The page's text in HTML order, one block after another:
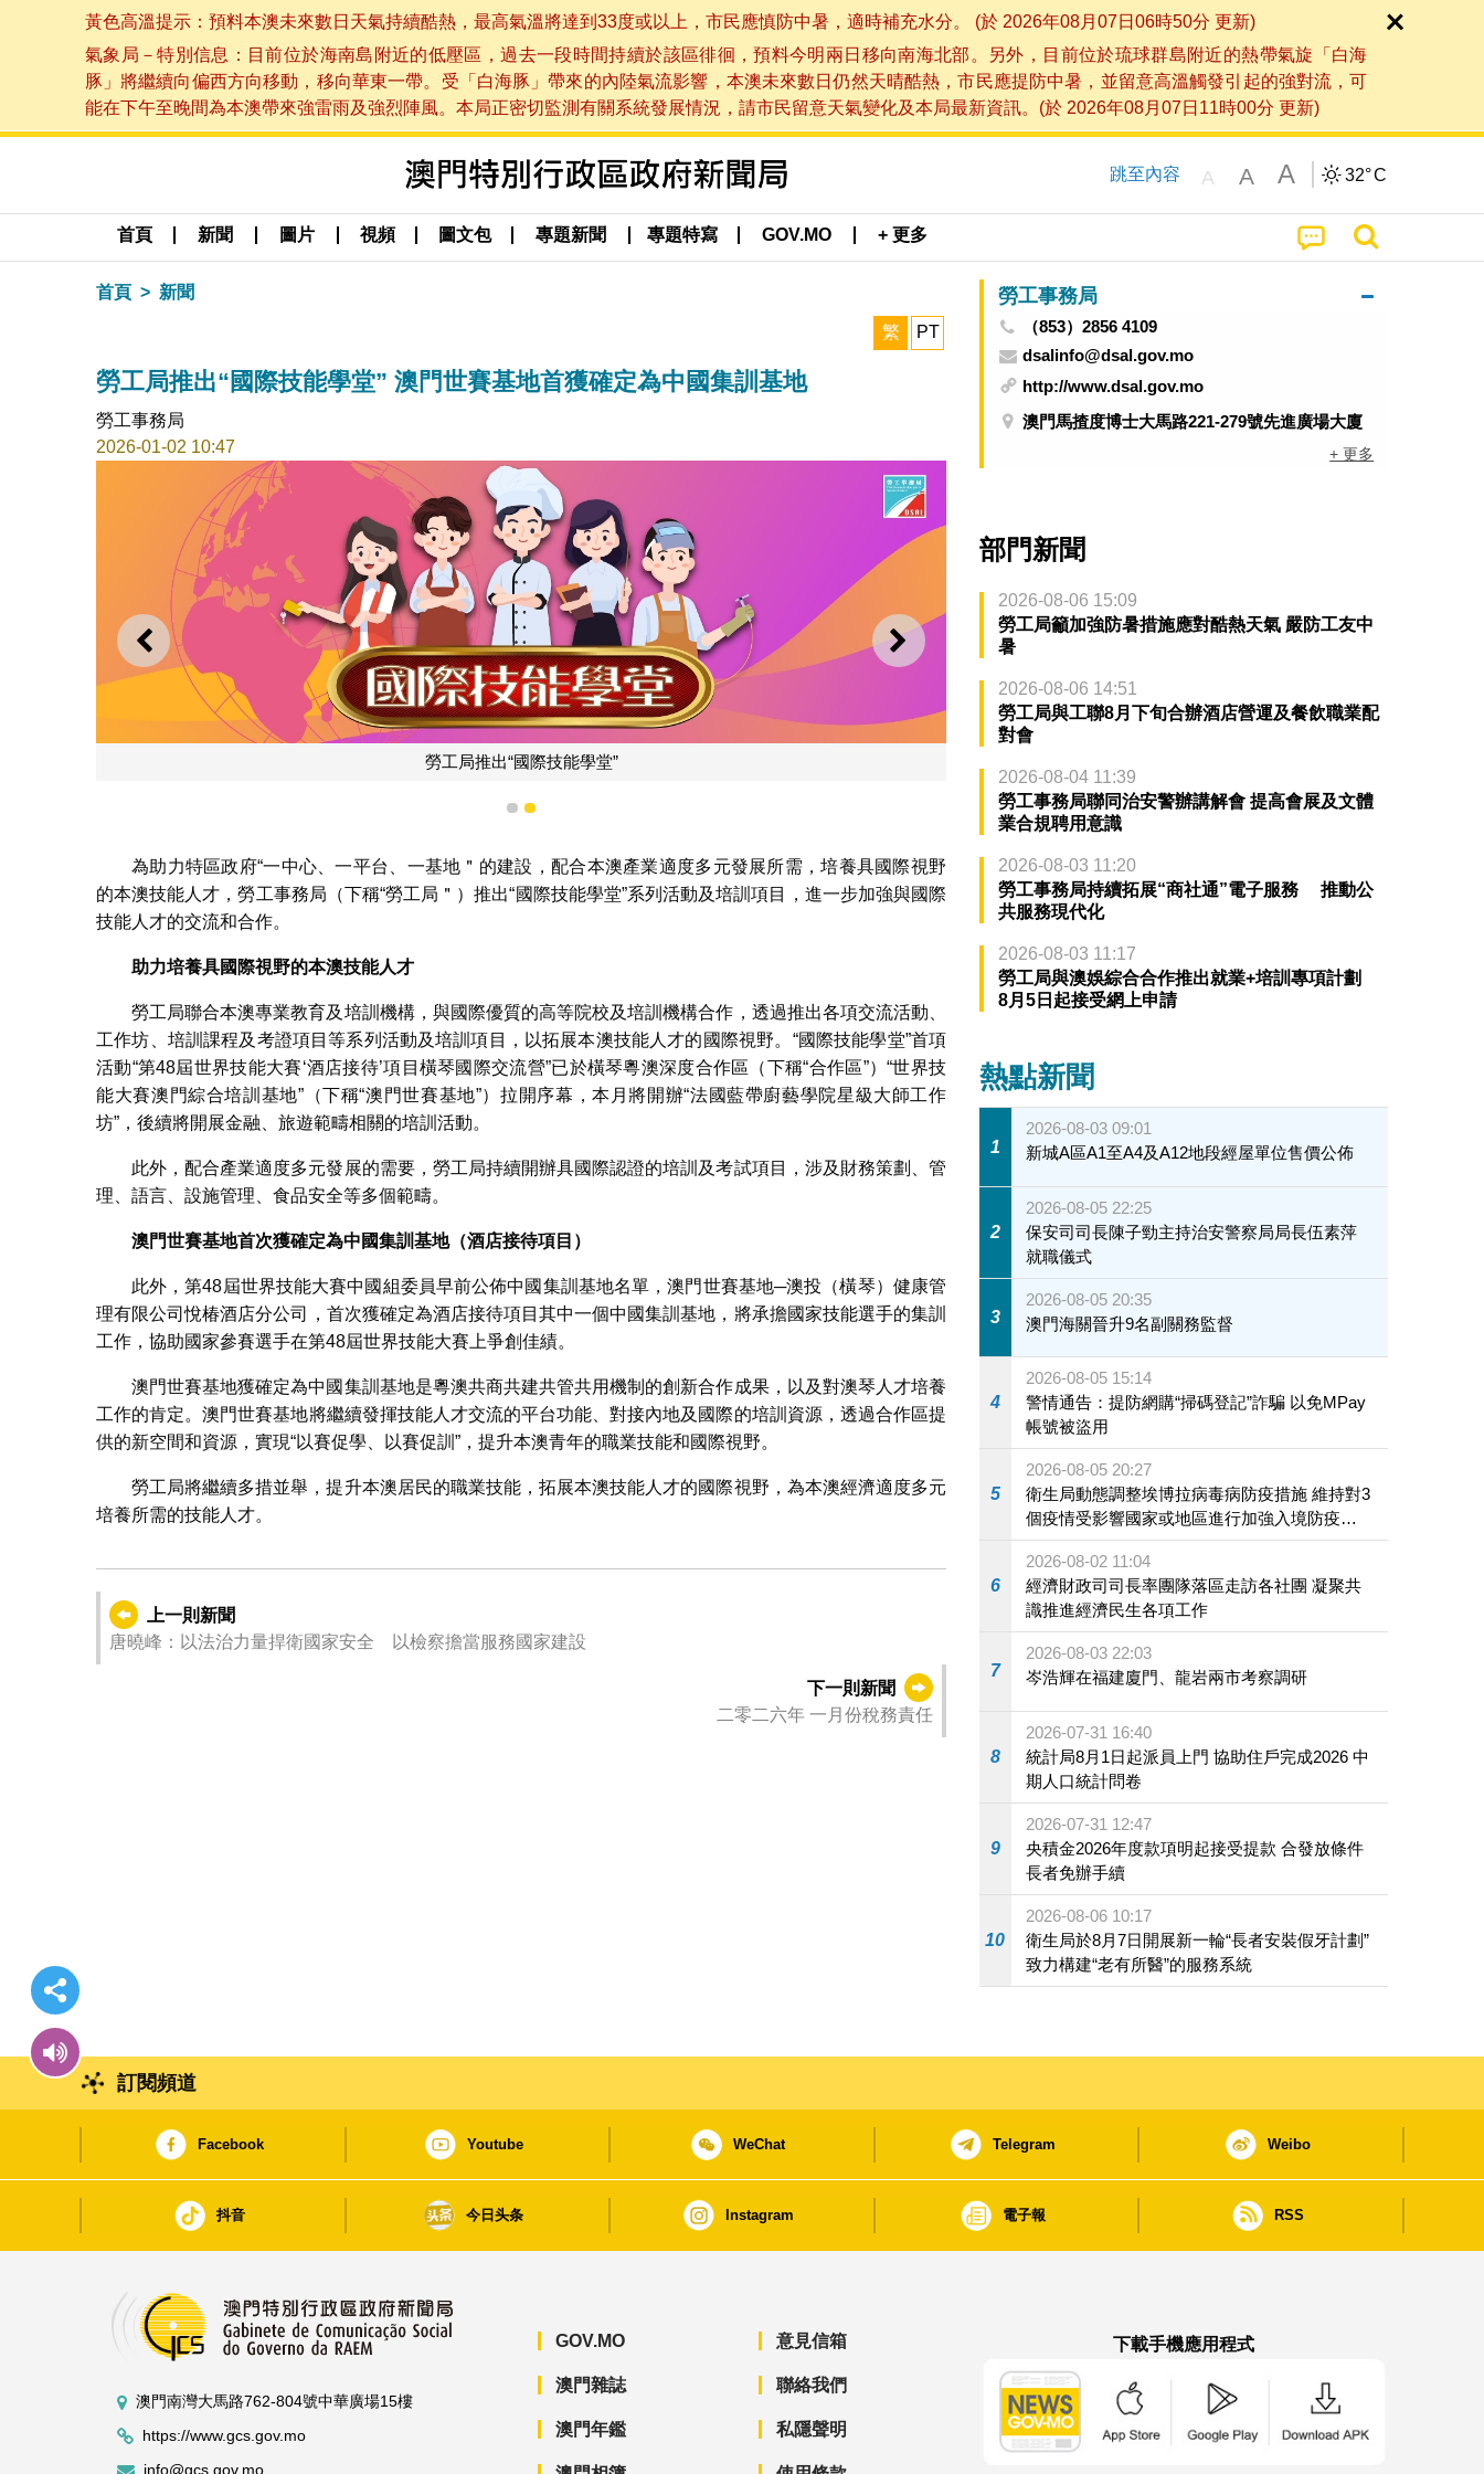
黃色高溫提示：預料本澳未來數日天氣持續酷熱，最高氣溫將達到33度或以上，市民應慎防中暑，適時補充水分。 (於 2026年08月07日06時50分 更新)
氣象局－特別信息：目前位於海南島附近的低壓區，過去一段時間持續於該區徘徊，預料今明兩日移向南海北部。另外，目前位於琉球群島附近的熱帶氣旋「白海
豚」將繼續向偏西方向移動，移向華東一帶。受「白海豚」帶來的內陸氣流影響，本澳未來數日仍然天晴酷熱，市民應提防中暑，並留意高溫觸發引起的強對流，可
能在下午至晚間為本澳帶來強雷雨及強烈陣風。本局正密切監測有關系統發展情況，請市民留意天氣變化及本局最新資訊。(於 2026年08月07日11時00分 更新)
跳至內容 A A A 32°C
首頁 新聞 圖片 視頻 圖文包 專題新聞 專題特寫 GOV.MO + 更多
首頁 新聞
繁 PT
勞工局推出“國際技能學堂” 澳門世賽基地首獲確定為中國集訓基地
勞工事務局
2026-01-02 10:47
上一則 下一則
澳門世賽基地舉辦國際交流營為“國際技能學堂”系列活動拉開序幕
1 2
為助力特區政府“一中心、一平台、一基地＂的建設，配合本澳產業適度多元發展所需，培養具國際視野
的本澳技能人才，勞工事務局（下稱“勞工局＂）推出“國際技能學堂”系列活動及培訓項目，進一步加強與國際
技能人才的交流和合作。
助力培養具國際視野的本澳技能人才
勞工局聯合本澳專業教育及培訓機構，與國際優質的高等院校及培訓機構合作，透過推出各項交流活動、
工作坊、培訓課程及考證項目等系列活動及培訓項目，以拓展本澳技能人才的國際視野。“國際技能學堂”首項
活動“第48屆世界技能大賽‘酒店接待’項目橫琴國際交流營”已於橫琴粵澳深度合作區（下稱“合作區”）“世界技
能大賽澳門綜合培訓基地”（下稱“澳門世賽基地”）拉開序幕，本月將開辦“法國藍帶廚藝學院星級大師工作
坊”，後續將開展金融、旅遊範疇相關的培訓活動。
此外，配合產業適度多元發展的需要，勞工局持續開辦具國際認證的培訓及考試項目，涉及財務策劃、管
理、語言、設施管理、食品安全等多個範疇。
澳門世賽基地首次獲確定為中國集訓基地（酒店接待項目）
此外，第48屆世界技能大賽中國組委員早前公佈中國集訓基地名單，澳門世賽基地─澳投（橫琴）健康管
理有限公司悅椿酒店分公司，首次獲確定為酒店接待項目其中一個中國集訓基地，將承擔國家技能選手的集訓
工作，協助國家參賽選手在第48屆世界技能大賽上爭創佳績。
澳門世賽基地獲確定為中國集訓基地是粵澳共商共建共管共用機制的創新合作成果，以及對澳琴人才培養
工作的肯定。澳門世賽基地將繼續發揮技能人才交流的平台功能、對接內地及國際的培訓資源，透過合作區提
供的新空間和資源，實現“以賽促學、以賽促訓”，提升本澳青年的職業技能和國際視野。
勞工局將繼續多措並舉，提升本澳居民的職業技能，拓展本澳技能人才的國際視野，為本澳經濟適度多元
培養所需的技能人才。
上一則新聞
唐曉峰：以法治力量捍衛國家安全 以檢察擔當服務國家建設
下一則新聞
二零二六年 一月份稅務責任
勞工事務局
（853）2856 4109
dsalinfo@dsal.gov.mo
http://www.dsal.gov.mo
澳門馬揸度博士大馬路221-279號先進廣場大廈
+ 更多
部門新聞
2026-08-06 15:09
勞工局籲加強防暑措施應對酷熱天氣 嚴防工友中
暑
2026-08-06 14:51
勞工局與工聯8月下旬合辦酒店營運及餐飲職業配
對會
2026-08-04 11:39
勞工事務局聯同治安警辦講解會 提高會展及文體
業合規聘用意識
2026-08-03 11:20
勞工事務局持續拓展“商社通”電子服務 推動公
共服務現代化
2026-08-03 11:17
勞工局與澳娛綜合合作推出就業+培訓專項計劃
8月5日起接受網上申請
熱點新聞
1
2026-08-03 09:01
新城A區A1至A4及A12地段經屋單位售價公佈
2
2026-08-05 22:25
保安司司長陳子勁主持治安警察局局長伍素萍
就職儀式
3
2026-08-05 20:35
澳門海關晉升9名副關務監督
4
2026-08-05 15:14
警情通告：提防網購“掃碼登記”詐騙 以免MPay
帳號被盜用
5
2026-08-05 20:27
衛生局動態調整埃博拉病毒病防疫措施 維持對3
個疫情受影響國家或地區進行加強入境防疫措
施
6
2026-08-02 11:04
經濟財政司司長率團隊落區走訪各社團 凝聚共
識推進經濟民生各項工作
7
2026-08-03 22:03
岑浩輝在福建廈門、龍岩兩市考察調研
8
2026-07-31 16:40
統計局8月1日起派員上門 協助住戶完成2026 中
期人口統計問卷
9
2026-07-31 12:47
央積金2026年度款項明起接受提款 合發放條件
長者免辦手續
10
2026-08-06 10:17
衛生局於8月7日開展新一輪“長者安裝假牙計劃”
致力構建“老有所醫”的服務系統
訂閱頻道
Facebook Youtube WeChat Telegram Weibo
抖音 今日头条 Instagram 電子報 RSS
澳門南灣大馬路762-804號中華廣場15樓
https://www.gcs.gov.mo
info@gcs.gov.mo
GOV.MO
澳門雜誌
澳門年鑑
意見信箱
聯絡我們
私隱聲明
下載手機應用程式